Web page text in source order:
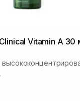
Vitamin A 30